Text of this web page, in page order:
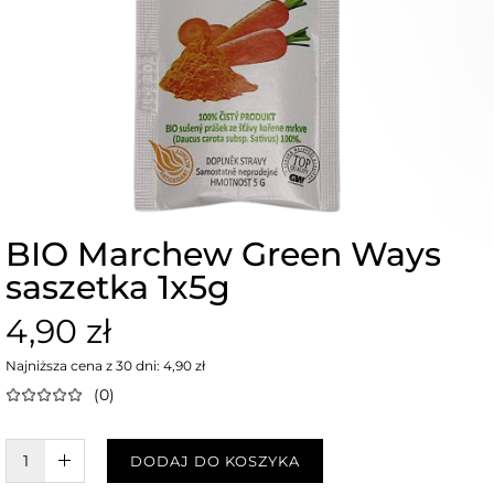
BIO Marchew Green Ways
saszetka 1x5g
4,90 zł
Najniższa cena z 30 dni: 4,90 zł
(0)
W KOSZYKU :)DODAJ DO KOSZYKA